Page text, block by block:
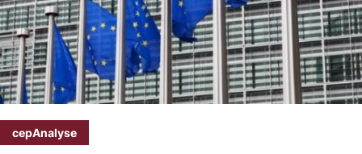
cepAnalyse